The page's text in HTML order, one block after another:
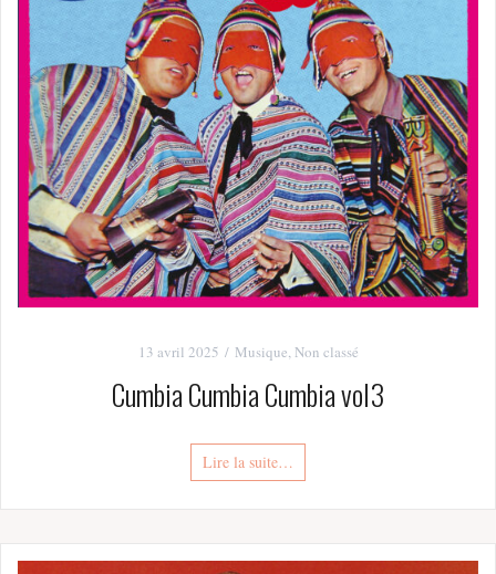
13 avril 2025 Musique Non classé
Cumbia Cumbia Cumbia vol3
Lire la suite…